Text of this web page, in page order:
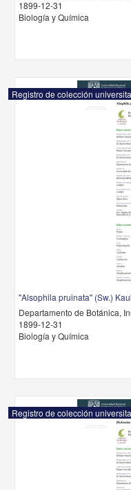
1899-12-31
Biología y Química
"Alsophila pruinata" (Sw.)
Departamento de Botánica,
1899-12-31
Biología y Química